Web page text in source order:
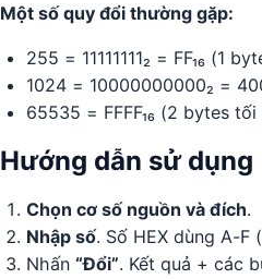
Một số quy đổi thường gặp:
255 = 11111111₂ = FF₁₆ (1
1024 = 10000000000₂ =
65535 = FFFF₁₆ (2 bytes
Hướng dẫn sử dụng
Chọn cơ số nguồn và đích.
Nhập số. Số HEX dùng A-F
Nhấn “Đổi”. Kết quả + các